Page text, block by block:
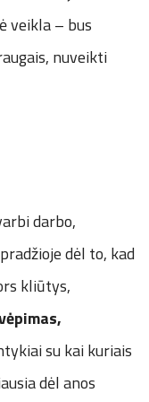
veikla – bus
nuveikti
darbo,
dėl to, kad
kliūtys,
su kai kuriais
dėl anos